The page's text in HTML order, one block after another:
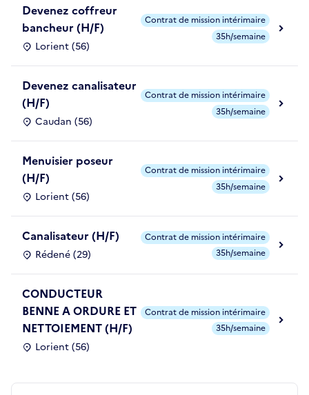
Devenez coffreur
bancheur (H/F)
Lorient (56)
Contrat de mission intérimaire
35h/semaine
Devenez canalisateur
(H/F)
Caudan (56)
Contrat de mission intérimaire
35h/semaine
Menuisier poseur
(H/F)
Lorient (56)
Contrat de mission intérimaire
35h/semaine
Canalisateur (H/F)
Rédené (29)
Contrat de mission intérimaire
35h/semaine
CONDUCTEUR
BENNE A ORDURE ET
NETTOIEMENT (H/F)
Lorient (56)
Contrat de mission intérimaire
35h/semaine